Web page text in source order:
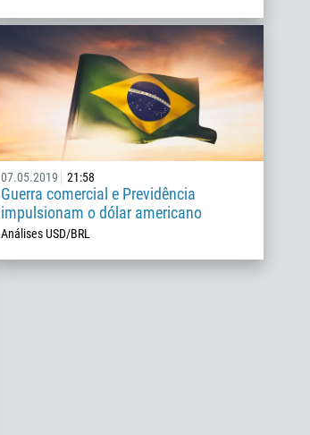
07.05.2019 21:58
Guerra comercial e Previdência
impulsionam o dólar americano
Análises USD/BRL